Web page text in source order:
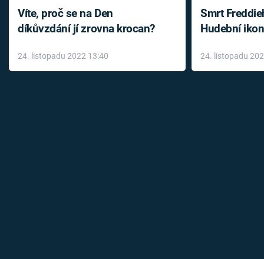
Víte, proč se na Den
díkůvzdání jí zrovna krocan?
24. listopadu 2022 13:40
Smrt
Hudební
léky
24. listopadu